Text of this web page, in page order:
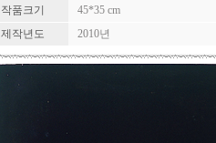
작품크기
45*35 cm
제작년도
2010년